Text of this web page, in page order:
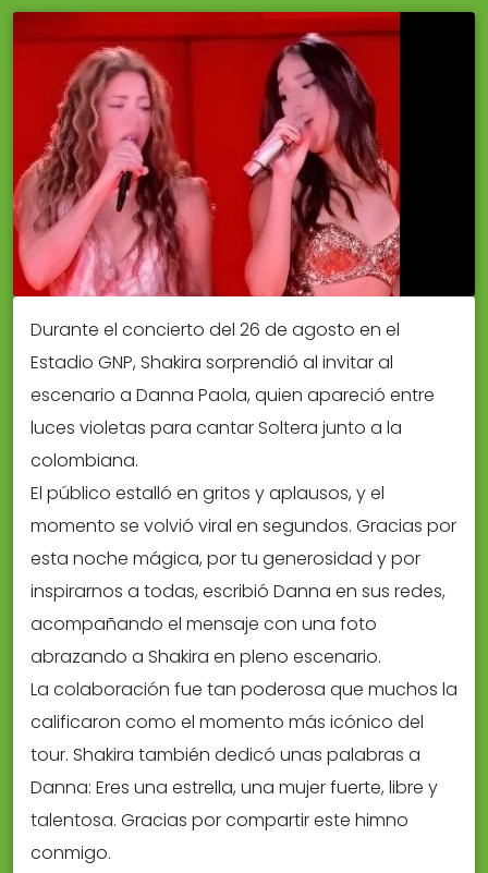
Durante el concierto del 26 de agosto en el
Estadio GNP, Shakira sorprendió al invitar al
escenario a Danna Paola, quien apareció entre
luces violetas para cantar Soltera junto a la
colombiana.
El público estalló en gritos y aplausos, y el
momento se volvió viral en segundos. Gracias por
esta noche mágica, por tu generosidad y por
inspirarnos a todas, escribió Danna en sus redes,
acompañando el mensaje con una foto
abrazando a Shakira en pleno escenario.
La colaboración fue tan poderosa que muchos la
calificaron como el momento más icónico del
tour. Shakira también dedicó unas palabras a
Danna: Eres una estrella, una mujer fuerte, libre y
talentosa. Gracias por compartir este himno
conmigo.